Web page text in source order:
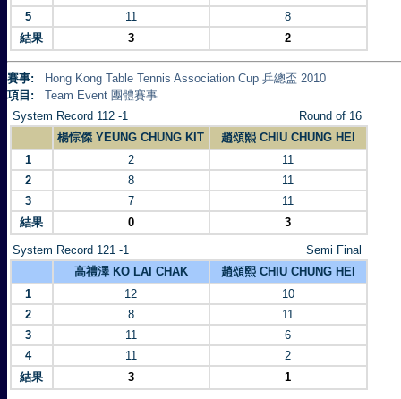
5
11
8
結果
3 2
賽事:
Hong Kong Table Tennis Association Cup 乒總盃 2010
項目:
Team Event 團體賽事
System Record 112 -1
Round of 16
楊悰傑 YEUNG CHUNG KIT
趙頌熙 CHIU CHUNG HEI
1
2
11
2
8
11
3
7
11
結果
0 3
System Record 121 -1
Semi Final
高禮澤 KO LAI CHAK
趙頌熙 CHIU CHUNG HEI
1
12
10
2
8
11
3
11
6
4
11
2
結果
3 1